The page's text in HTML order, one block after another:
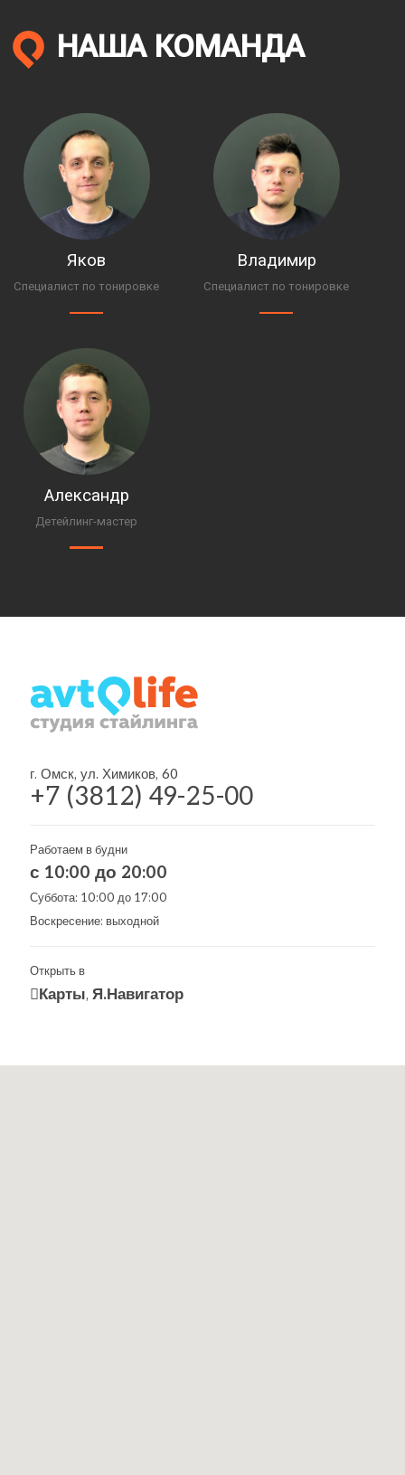
НАША КОМАНДА
Яков
Специалист по тонировке
Владимир
Специалист по тонировке
Александр
Детейлинг-мастер
г. Омск, ул. Химиков, 60
+7 (3812) 49-25-00
Работаем в будни
с 10:00 до 20:00
Суббота: 10:00 до 17:00
Воскресение: выходной
Открыть в
Карты, Я.Навигатор